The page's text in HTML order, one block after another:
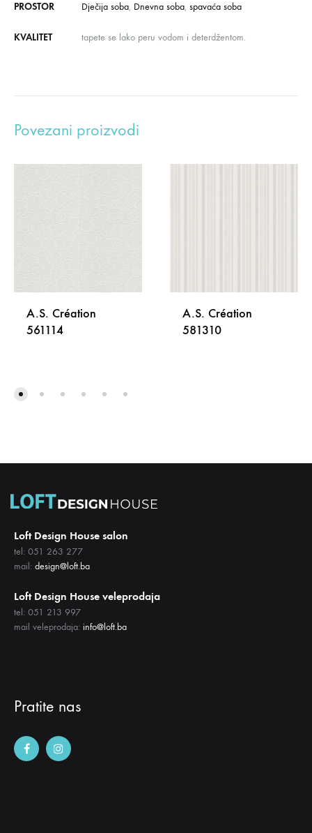
PROSTOR Dječija soba, Dnevna soba, spavaća soba
KVALITET tapete se lako peru vodom i deterdžentom.
Povezani proizvodi
A.S. Création
561114
A.S. Création
581310
Loft Design House salon
tel: 051 263 277
mail: design@loft.ba
Loft Design House veleprodaja
tel: 051 213 997
mail veleprodaja: info@loft.ba
Pratite nas